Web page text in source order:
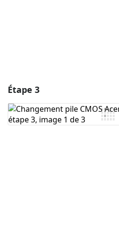
Étape 3